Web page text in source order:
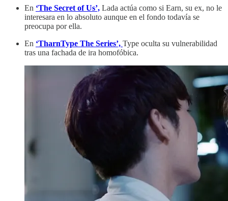
En ‘The Secret of Us’, Lada actúa como si Earn, su ex, no le
interesara en lo absoluto aunque en el fondo todavía se
preocupa por ella.
En ‘TharnType The Series’, Type oculta su vulnerabilidad
tras una fachada de ira homofóbica.